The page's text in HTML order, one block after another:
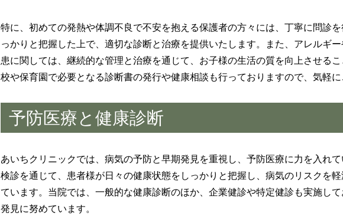
特に、初めての発熱や体調不良で不安を抱える保護者の方々には、丁寧に問診
っかりと把握した上で、適切な診断と治療を提供いたします。また、アレルギ
患に関しては、継続的な管理と治療を通じて、お子様の生活の質を向上させる
校や保育園で必要となる診断書の発行や健康相談も行っておりますので、気軽に
予防医療と健康診断
あいちクリニックでは、病気の予防と早期発見を重視し、予防医療に力を入れ
検診を通じて、患者様が日々の健康状態をしっかりと把握し、病気のリスクを
ています。当院では、一般的な健康診断のほか、企業健診や特定健診も実施し
発見に努めています。